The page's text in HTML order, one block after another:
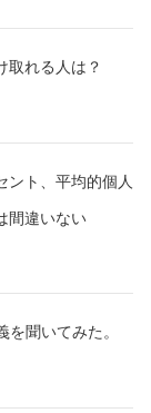
取れる人は？
ント、平均的個人
間違いない
聞いてみた。